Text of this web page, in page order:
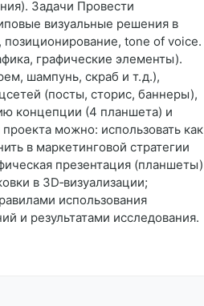
Задачи Провести
визуальные решения в
позиционирование, tone of voice.
графические элементы).
шампунь, скраб и т. д.),
(посты, сторис, баннеры),
концепции (4 планшета) и
можно: использовать как
в маркетинговой стратегии
презентация (планшеты)
в 3D‑визуализации;
использования
и результатами исследования.